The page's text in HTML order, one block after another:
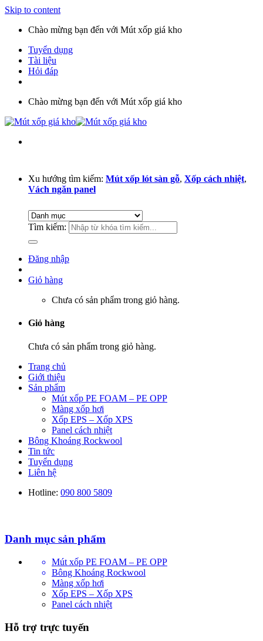
Skip to content
Chào mừng bạn đến với Mút xốp giá kho
Tuyển dụng
Tài liệu
Hỏi đáp
Chào mừng bạn đến với Mút xốp giá kho
Xu hướng tìm kiếm: Mút xốp lót sàn gỗ, Xốp cách nhiệt,
Vách ngăn panel
Tìm kiếm:
Đăng nhập
Giỏ hàng
Chưa có sản phẩm trong giỏ hàng.
Giỏ hàng
Chưa có sản phẩm trong giỏ hàng.
Trang chủ
Giới thiệu
Sản phẩm
Mút xốp PE FOAM – PE OPP
Màng xốp hơi
Xốp EPS – Xốp XPS
Panel cách nhiệt
Bông Khoáng Rockwool
Tin tức
Tuyển dụng
Liên hệ
Hotline: 090 800 5809
Danh mục sản phẩm
Mút xốp PE FOAM – PE OPP
Bông Khoáng Rockwool
Màng xốp hơi
Xốp EPS – Xốp XPS
Panel cách nhiệt
Hỗ trợ trực tuyến